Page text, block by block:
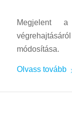
Megjelent a
módosítása.
Olvass tovább